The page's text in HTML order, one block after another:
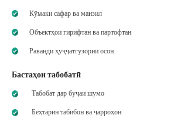
Кӯмаки сафар ва манзил
Объектҳои гирифтан ва партофтан
Раванди ҳуҷҷатгузории осон
Бастаҳои табобатӣ
Табобат дар буҷаи шумо
Беҳтарин табибон ва ҷарроҳон